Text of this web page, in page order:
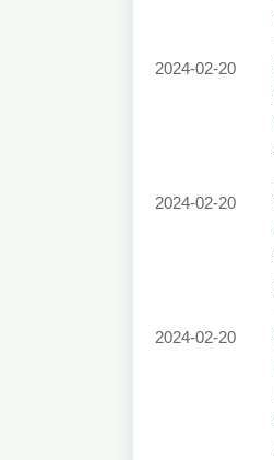
2024-02-20
2024-02-20
2024-02-20